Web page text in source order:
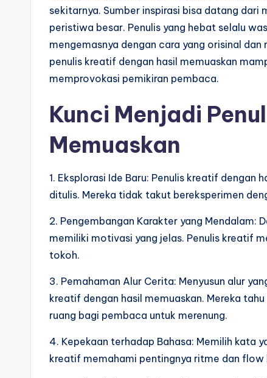
sekitarnya. Sumber inspirasi bisa datang dari
peristiwa besar. Penulis yang hebat selalu
mengemasnya dengan cara yang orisinal
penulis kreatif dengan hasil memuaskan
memprovokasi pemikiran pembaca.
Kunci Menjadi
Memuaskan
1. Eksplorasi Ide Baru: Penulis kreatif
ditulis. Mereka tidak takut bereksperimen
2. Pengembangan Karakter yang Mendalam:
memiliki motivasi yang jelas. Penulis kreatif
tokoh.
3. Pemahaman Alur Cerita: Menyusun alur
kreatif dengan hasil memuaskan. Mereka
ruang bagi pembaca untuk merenung.
4. Kepekaan terhadap Bahasa: Memilih kata
kreatif memahami pentingnya ritme dan